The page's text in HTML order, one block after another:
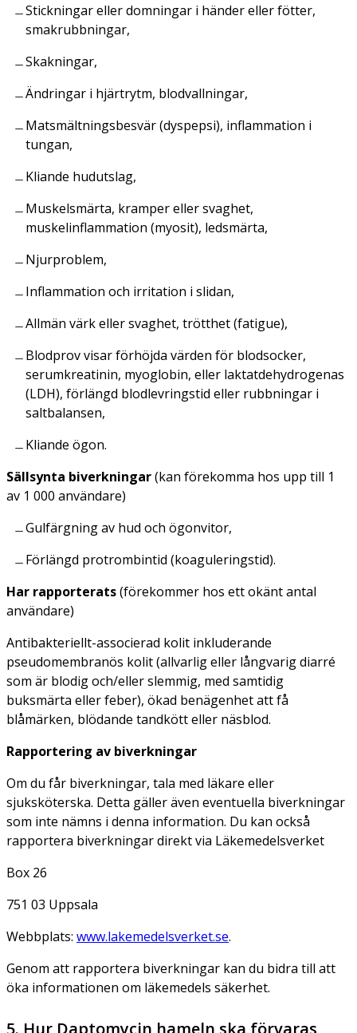
Stickningar eller domningar i händer eller fötter,
smakrubbningar,
Skakningar,
Ändringar i hjärtrytm, blodvallningar,
Matsmältningsbesvär (dyspepsi), inflammation i
tungan,
Kliande hudutslag,
Muskelsmärta, kramper eller svaghet,
muskelinflammation (myosit), ledsmärta,
Njurproblem,
Inflammation och irritation i slidan,
Allmän värk eller svaghet, trötthet (fatigue),
Blodprov visar förhöjda värden för blodsocker,
serumkreatinin, myoglobin, eller laktatdehydrogenas
(LDH), förlängd blodlevringstid eller rubbningar i
saltbalansen,
Kliande ögon.
Sällsynta biverkningar(kan förekomma hos upp till 1
av 1 000 användare)
Gulfärgning av hud och ögonvitor,
Förlängd protrombintid (koaguleringstid).
Har rapporterats(förekommer hos ett okänt antal
användare)
Antibakteriellt-associerad kolit inkluderande
pseudomembranös kolit (allvarlig eller långvarig diarré
som är blodig och/eller slemmig, med samtidig
buksmärta eller feber), ökad benägenhet att få
blåmärken, blödande tandkött eller näsblod.
Rapportering av biverkningar
Om du får biverkningar, tala med läkare eller
sjuksköterska. Detta gäller även eventuella biverkningar
som inte nämns i denna information. Du kan också
rapportera biverkningar direkt via Läkemedelsverket
Box 26
751 03 Uppsala
Webbplats: www.lakemedelsverket.se.
Genom att rapportera biverkningar kan du bidra till att
öka informationen om läkemedels säkerhet.
5. Hur Daptomycin hameln ska förvaras